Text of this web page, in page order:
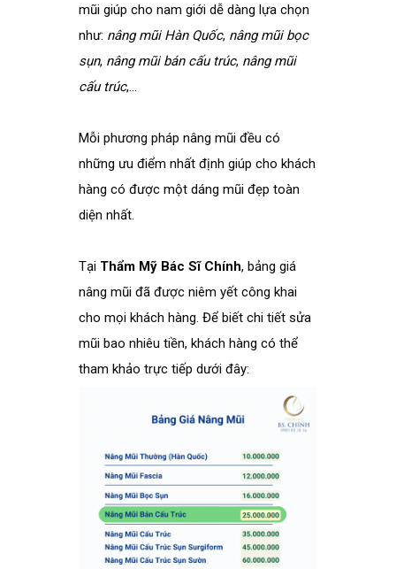
mũi giúp cho nam giới dễ dàng lựa chọn
như: nâng mũi Hàn Quốc, nâng mũi bọc
sụn, nâng mũi bán cấu trúc, nâng mũi
cấu trúc,…
Mỗi phương pháp nâng mũi đều có
những ưu điểm nhất định giúp cho khách
hàng có được một dáng mũi đẹp toàn
diện nhất.
Tại Thẩm Mỹ Bác Sĩ Chính, bảng giá
nâng mũi đã được niêm yết công khai
cho mọi khách hàng. Để biết chi tiết sửa
mũi bao nhiêu tiền, khách hàng có thể
tham khảo trực tiếp dưới đây: